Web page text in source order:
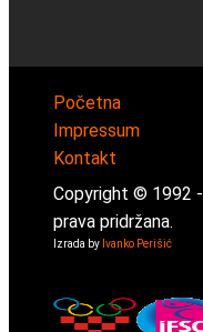
Početna
Impressum
Kontakt
Copyright © 1992 -
prava pridržana.
Izrada by Ivanko Perišić